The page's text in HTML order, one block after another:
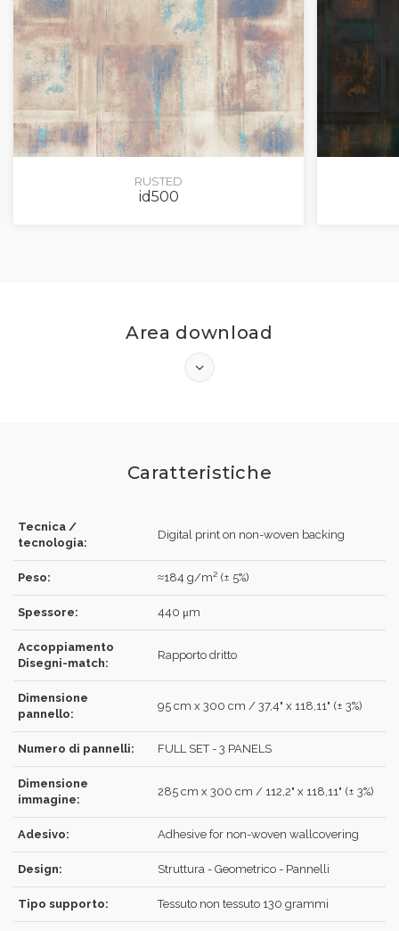
RUSTED
id500
Area download
Caratteristiche
Tecnica /
tecnologia:
Digital print on non-woven backing
Peso: ≈184 g/m² (± 5%)
Spessore: 440 μm
Accoppiamento
Disegni-match:
Rapporto dritto
Dimensione
pannello:
95 cm x 300 cm / 37,4" x 118,11" (± 3%)
Numero di pannelli: FULL SET - 3 PANELS
Dimensione
immagine:
285 cm x 300 cm / 112,2" x 118,11" (± 3%)
Adesivo: Adhesive for non-woven wallcovering
Design: Struttura - Geometrico - Pannelli
Tipo supporto: Tessuto non tessuto 130 grammi
ACCEDI